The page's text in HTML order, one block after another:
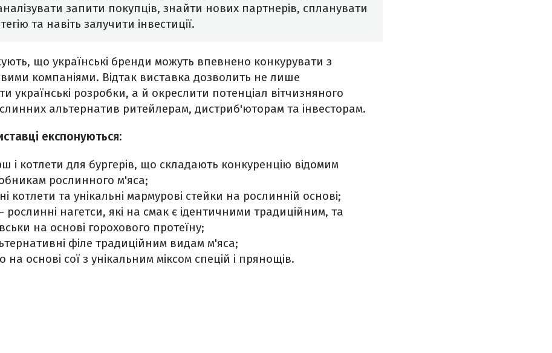
запити покупців, знайти нових партнерів, спланувати
та навіть залучити інвестиції.
що українські бренди можуть впевнено конкурувати з
компаніями. Відтак виставка дозволить не лише
українські розробки, а й окреслити потенціал вітчизняного
альтернатив ритейлерам, дистриб'юторам та інвесторам.
експонуються:
і котлети для бургерів, що складають конкуренцію відомим
рослинного м'яса;
котлети та унікальні мармурові стейки на рослинній основі;
рослинні нагетси, які на смак є ідентичними традиційним, та
на основі горохового протеїну;
філе традиційним видам м'яса;
основі сої з унікальним міксом спецій і прянощів.